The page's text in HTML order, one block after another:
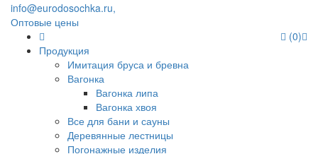
info@eurodosochka.ru,
Оптовые цены
Продукция
Имитация бруса и бревна
Вагонка
Вагонка липа
Вагонка хвоя
Все для бани и сауны
Деревянные лестницы
Погонажные изделия
(0)